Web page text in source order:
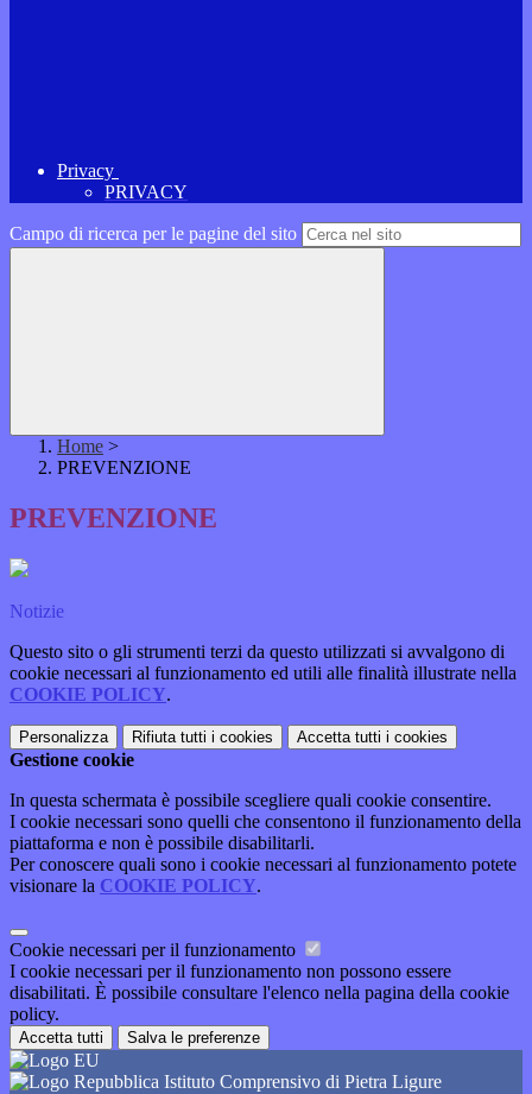
Privacy
PRIVACY
Campo di ricerca per le pagine del sito
Home >
PREVENZIONE
PREVENZIONE
Notizie
Questo sito o gli strumenti terzi da questo utilizzati si avvalgono di
cookie necessari al funzionamento ed utili alle finalità illustrate nella
COOKIE POLICY.
Personalizza Rifiuta tutti i cookies Accetta tutti i cookies
Gestione cookie
In questa schermata è possibile scegliere quali cookie consentire.
I cookie necessari sono quelli che consentono il funzionamento della
piattaforma e non è possibile disabilitarli.
Per conoscere quali sono i cookie necessari al funzionamento potete
visionare la COOKIE POLICY.
Cookie necessari per il funzionamento
I cookie necessari per il funzionamento non possono essere
disabilitati. È possibile consultare l'elenco nella pagina della cookie
policy.
Accetta tutti Salva le preferenze
Istituto Comprensivo di Pietra Ligure